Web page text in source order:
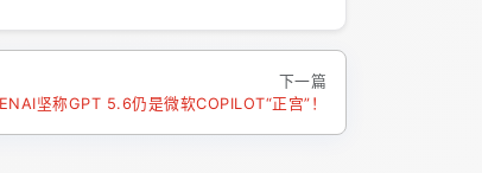
下一篇
坚称GPT 5.6仍是微软COPILOT“正宫”！